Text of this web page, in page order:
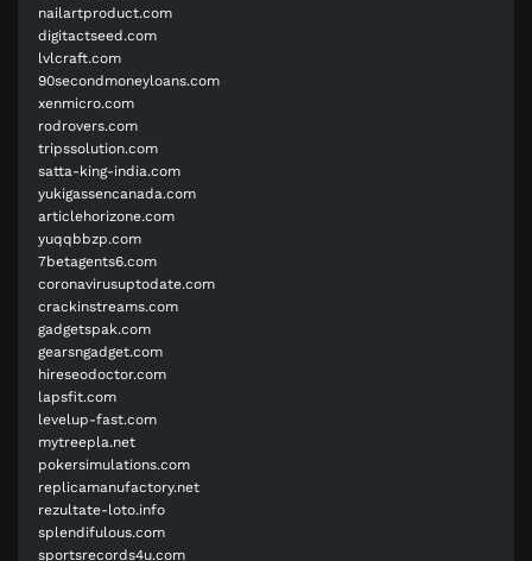
nailartproduct.com
digitactseed.com
lvlcraft.com
90secondmoneyloans.com
xenmicro.com
rodrovers.com
tripssolution.com
satta-king-india.com
yukigassencanada.com
articlehorizone.com
yuqqbbzp.com
7betagents6.com
coronavirusuptodate.com
crackinstreams.com
gadgetspak.com
gearsngadget.com
hireseodoctor.com
lapsfit.com
levelup-fast.com
mytreepla.net
pokersimulations.com
replicamanufactory.net
rezultate-loto.info
splendifulous.com
sportsrecords4u.com